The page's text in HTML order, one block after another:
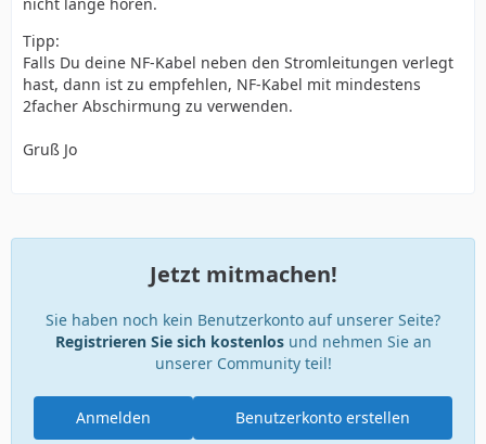
Tipp:
Falls Du deine NF-Kabel neben den Stromleitungen verlegt
hast, dann ist zu empfehlen, NF-Kabel mit mindestens
2facher Abschirmung zu verwenden.
Gruß Jo
Jetzt mitmachen!
Sie haben noch kein Benutzerkonto auf unserer Seite?
Registrieren Sie sich kostenlosund nehmen Sie an
unserer Community teil!
Benutzerkonto erstellen
Anmelden